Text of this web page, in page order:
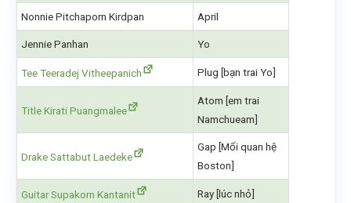
Nonnie Pitchaporn Kirdpan April
Jennie Panhan Yo
Tee Teeradej Vitheepanich Plug [bạn trai Yo]
Title Kirati Puangmalee
Atom [em trai
Namchueam]
Drake Sattabut Laedeke
Gap [Mối quan hệ
Boston]
Guitar Supakorn Kantanit Ray [lúc nhỏ]